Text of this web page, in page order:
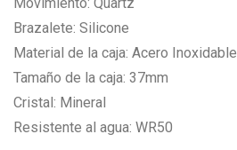
Brazalete: Silicone
Material de la caja: Acero Inoxidable
Tamaño de la caja: 37mm
Cristal: Mineral
Resistente al agua: WR50